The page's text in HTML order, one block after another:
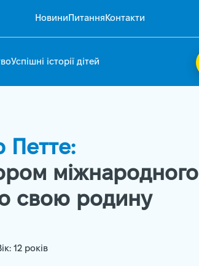
Новини Питання Контакти
Успішні історії дітей
Петте:
міжнародного
свою родину
12 років